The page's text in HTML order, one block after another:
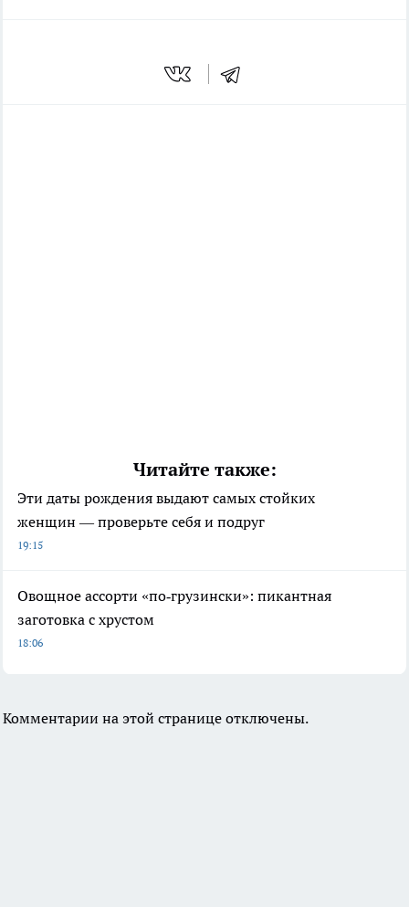
Читайте также:
Эти даты рождения выдают самых стойких
женщин — проверьте себя и подруг
19:15
Овощное ассорти «по‑грузински»: пикантная
заготовка с хрустом
18:06
Комментарии на этой странице отключены.